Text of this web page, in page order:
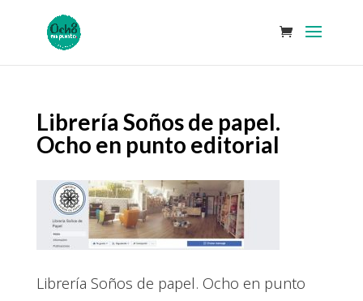
Librería Soños de papel.
Ocho en punto editorial
Librería Soños de papel. Ocho en punto